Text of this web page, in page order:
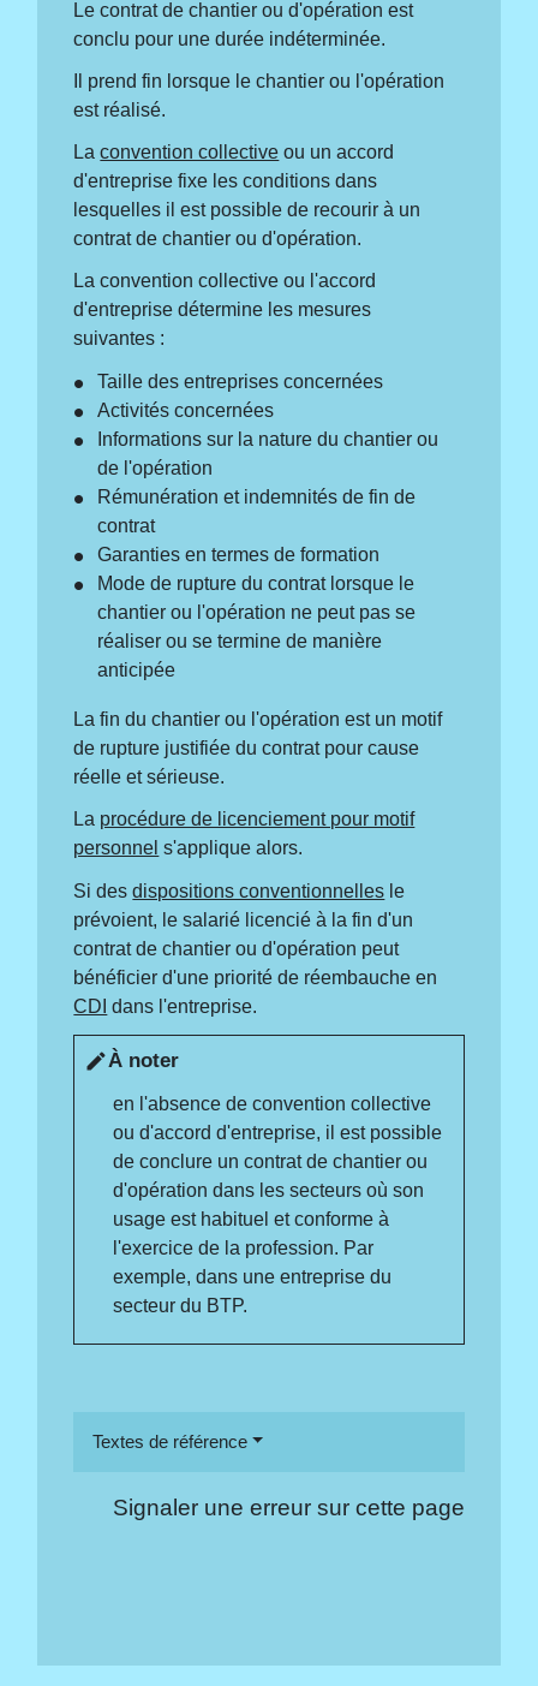
Le contrat de chantier ou d'opération est
conclu pour une durée indéterminée.
Il prend fin lorsque le chantier ou l'opération
est réalisé.
Laconvention collective ou un accord
d'entreprise fixe les conditions dans
lesquelles il est possible de recourir à un
contrat de chantier ou d'opération.
La convention collective ou l'accord
d'entreprise détermine les mesures
suivantes :
Taille des entreprises concernées
Activités concernées
Informations sur la nature du chantier ou
de l'opération
Rémunération et indemnités de fin de
contrat
Garanties en termes de formation
Mode de rupture du contrat lorsque le
chantier ou l'opération ne peut pas se
réaliser ou se termine de manière
anticipée
La fin du chantier ou l'opération est un motif
de rupture justifiée du contrat pour cause
réelle et sérieuse.
La procédure de licenciement pour motif
personnel s'applique alors.
Si desdispositions conventionnelles le
prévoient, le salarié licencié à la fin d'un
contrat de chantier ou d'opération peut
bénéficier d'une priorité de réembauche en
CDI dans l'entreprise.
editÀ noter
en l'absence de convention collective
ou d'accord d'entreprise, il est possible
de conclure un contrat de chantier ou
d'opération dans les secteurs où son
usage est habituel et conforme à
l'exercice de la profession. Par
exemple, dans une entreprise du
secteur du BTP.
Textes de référence
Signaler une erreur sur cette page